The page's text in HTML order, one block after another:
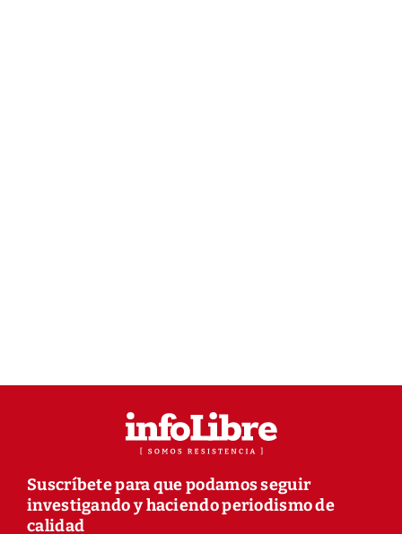
Suscríbete para que podamos seguir
investigando y haciendo periodismo de
calidad